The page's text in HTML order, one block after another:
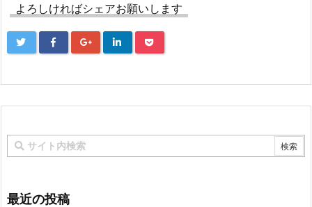
よろしければシェアお願いします
最近の投稿